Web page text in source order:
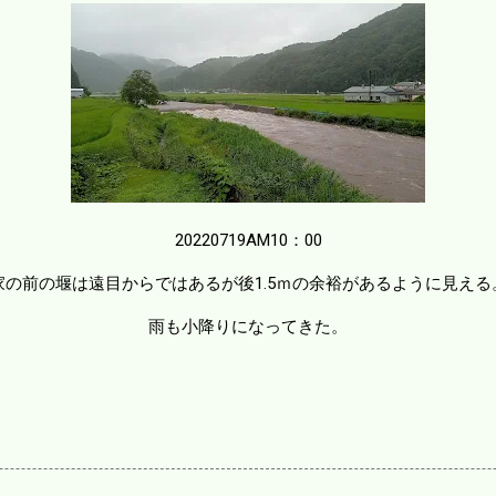
20220719AM10：00
の前の堰は遠目からではあるが後1.5ｍの余裕があるように見える
雨も小降りになってきた。